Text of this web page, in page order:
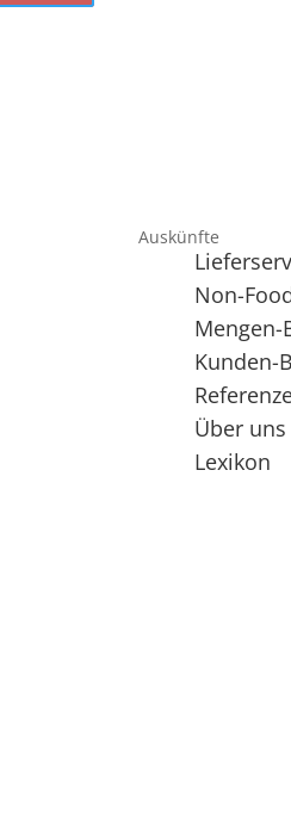
Auskünfte
Non-
Mengen-
Kunden-
Über uns
Lexikon